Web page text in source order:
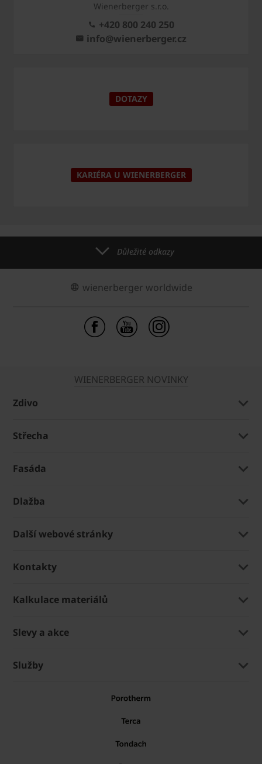
Wienerberger s.r.o.
+420 800 240 250
info@wienerberger.cz
DOTAZY
KARIÉRA U WIENERBERGER
Důležité odkazy
wienerberger worldwide
WIENERBERGER NOVINKY
Zdivo
Střecha
Fasáda
Dlažba
Další webové stránky
Kontakty
Kalkulace materiálů
Slevy a akce
Služby